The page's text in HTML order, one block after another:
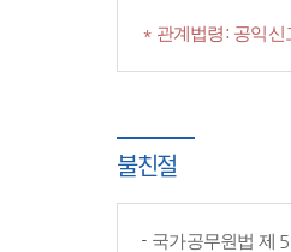
* 관계법령: 공익신
불친절
국가공무원법 제